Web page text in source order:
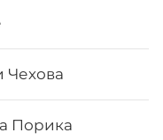
Чехова
Порика